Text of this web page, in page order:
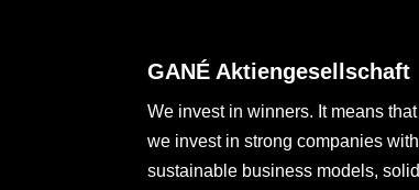
GANÉ Aktiengesellschaft
We invest in winners. It means that
we invest in strong companies with
sustainable business models, solid